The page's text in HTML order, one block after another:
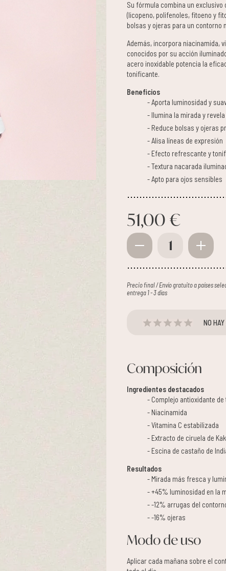
Su fórmula combina un
(licopeno, polifenoles, fitoeno y
bolsas y ojeras para un contorno
Además, incorpora niacinamida,
conocidos por su acción
acero inoxidable potencia la
tonificante.
Beneficios
Aporta luminosidad y
Ilumina la mirada y
Reduce bolsas y ojeras
Alisa líneas de expresión
Efecto refrescante y
Textura nacarada
Apto para ojos sensibles
51,00 €
1
Precio final / Envío gratuito a países
entrega 1 - 3 días
NO
Composición
Ingredientes destacados
Complejo antioxidante
Niacinamida
Vitamina C estabilizada
Extracto de ciruela de
Escina de castaño de
Resultados
Mirada más fresca y
+45% luminosidad en la
-12% arrugas del
-16% ojeras
Modo de uso
Aplicar cada mañana sobre el